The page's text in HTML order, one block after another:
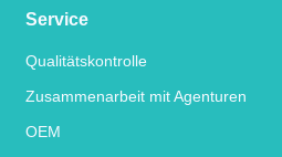
Service
Qualitätskontrolle
Zusammenarbeit mit Agenturen
OEM